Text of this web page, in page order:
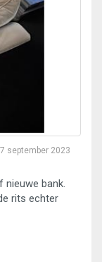
september 2023
nieuwe bank.
rits echter